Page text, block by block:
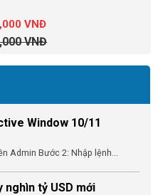
VNĐ
VNĐ
Window 10/11
Admin Bước 2: Nhập lệnh...
tỷ USD mới